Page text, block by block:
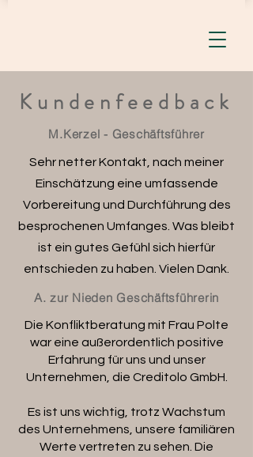
Kundenfeedback
M.Kerzel - Geschäftsführer
Sehr netter Kontakt, nach meiner
Einschätzung eine umfassende
Vorbereitung und Durchführung des
besprochenen Umfanges. Was bleibt
ist ein gutes Gefühl sich hierfür
entschieden zu haben. Vielen Dank.
A. zur Nieden Geschäftsführerin
Die Konfliktberatung mit Frau Polte
war eine außerordentlich positive
Erfahrung für uns und unser
Unternehmen, die Creditolo GmbH.
Es ist uns wichtig, trotz Wachstum
des Unternehmens, unsere familiären
Werte vertreten zu sehen. Die